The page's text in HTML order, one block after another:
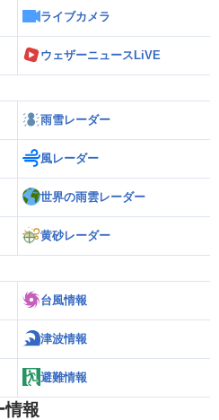
ライブカメラ
ウェザーニュースLiVE
雨雪レーダー
風レーダー
世界の雨雲レーダー
黄砂レーダー
台風情報
津波情報
避難情報
情報